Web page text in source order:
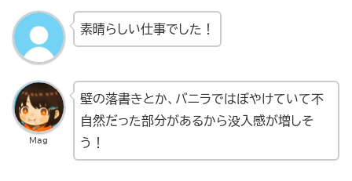
素晴らしい仕事でした！
Mag
壁の落書きとか、バニラではぼやけていて不
自然だった部分があるから没入感が増しそ
う！